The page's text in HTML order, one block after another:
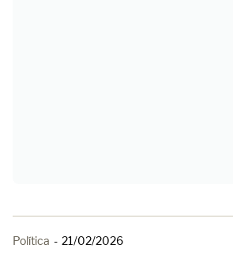
Política - 21/02/2026